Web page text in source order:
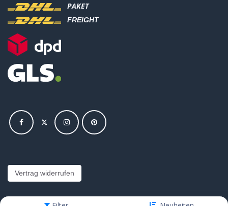
PAKET
FREIGHT
Vertrag widerrufen